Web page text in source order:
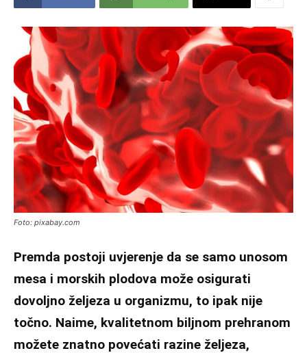
Foto: pixabay.com
Premda postoji uvjerenje da se samo unosom
mesa i morskih plodova može osigurati
dovoljno željeza u organizmu, to ipak nije
točno. Naime, kvalitetnom biljnom prehranom
možete znatno povećati razine željeza,